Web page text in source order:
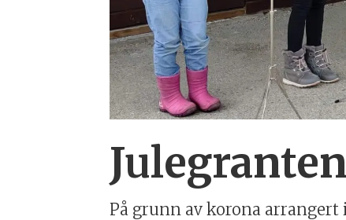
På grunn av korona